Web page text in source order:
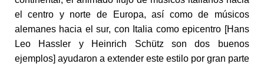
el centro y norte de Europa, así como de músicos
alemanes hacia el sur, con Italia como epicentro [Hans
Leo Hassler y Heinrich Schütz son dos buenos
ejemplos] ayudaron a extender este estilo por gran parte